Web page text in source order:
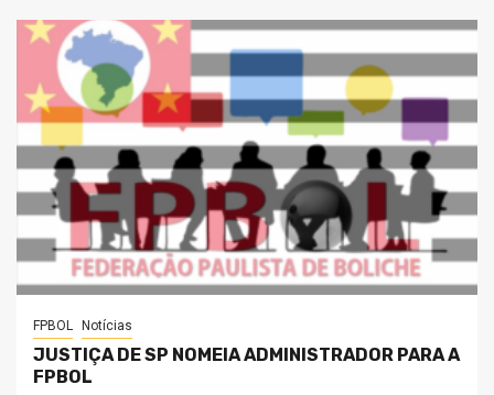
FPBOL Notícias
JUSTIÇA DE SP NOMEIA ADMINISTRADOR PARA A
FPBOL